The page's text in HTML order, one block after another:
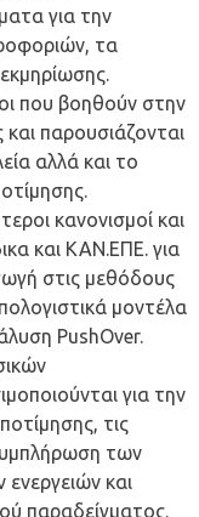
για την
τα
που βοηθούν στην
παρουσιάζονται
αλλά και το
κανονισμοί και
και ΚΑΝ.ΕΠΕ. για
στις μεθόδους
μοντέλα
PushOver.
για την
τις
των
και
παραδείγματος.